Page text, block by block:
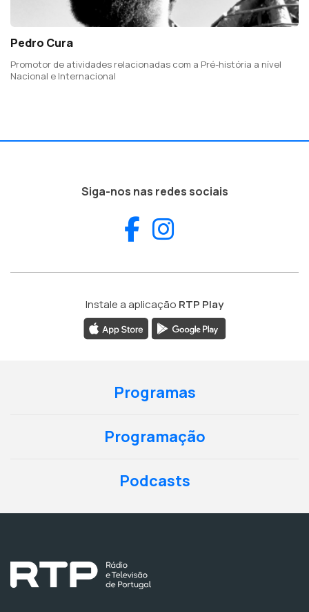
Pedro Cura
Promotor de atividades relacionadas com a Pré-história a nível
Nacional e Internacional
Siga-nos nas redes sociais
Facebook
Instale a aplicação RTP Play
Programas
Programação
Podcasts